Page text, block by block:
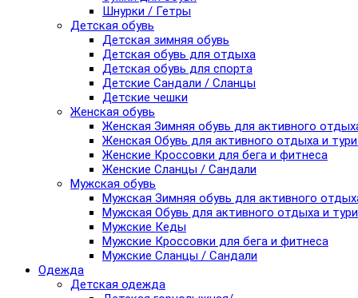
Шнурки / Гетры
Детская обувь
Детская зимняя обувь
Детская обувь для отдыха
Детская обувь для спорта
Детские Сандали / Сланцы
Детские чешки
Женская обувь
Женская Зимняя обувь для активного
Женская Обувь для активного отдыха и
Женские Кроссовки для бега и фитнеса
Женские Сланцы / Сандали
Мужская обувь
Мужская Зимняя обувь для активного
Мужская Обувь для активного отдыха и
Мужские Кеды
Мужские Кроссовки для бега и фитнеса
Мужские Сланцы / Сандали
Одежда
Детская одежда